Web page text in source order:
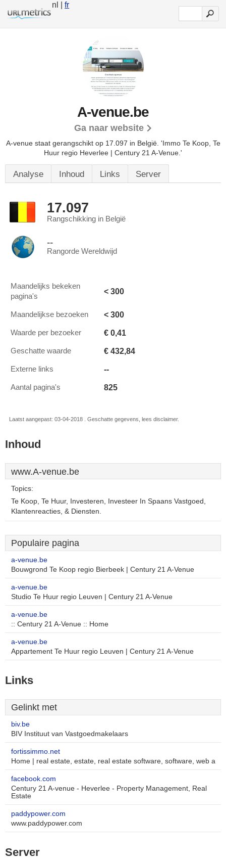
nl |fr
A-venue.be
Ga naar website
A-venue staat gerangschikt op 17.097 in België. 'Immo Te Koop, Te
Huur regio Heverlee | Century 21 A-Venue.'
Analyse Inhoud Links Server
17.097
Rangschikking in België
--
Rangorde Wereldwijd
Maandelijks bekeken
pagina's
< 300
Maandelijkse bezoeken < 300
Waarde per bezoeker € 0,41
Geschatte waarde € 432,84
Externe links --
Aantal pagina's 825
Laatst aangepast: 03-04-2018 . Geschatte gegevens, lees disclaimer.
Inhoud
www.A-venue.be
Topics:
Te Koop, Te Huur, Investeren, Investeer In Spaans Vastgoed,
Klantenreacties, & Diensten.
Populaire pagina
a-venue.be
Bouwgrond Te Koop regio Bierbeek | Century 21 A-Venue
a-venue.be
Studio Te Huur regio Leuven | Century 21 A-Venue
a-venue.be
:: Century 21 A-Venue :: Home
a-venue.be
Appartement Te Huur regio Leuven | Century 21 A-Venue
Links
Gelinkt met
biv.be
BIV Instituut van Vastgoedmakelaars
fortissimmo.net
Home | real estate, estate, real estate software, software, web a
facebook.com
Century 21 A-venue - Heverlee - Property Management, Real
Estate
paddypower.com
www.paddypower.com
Server